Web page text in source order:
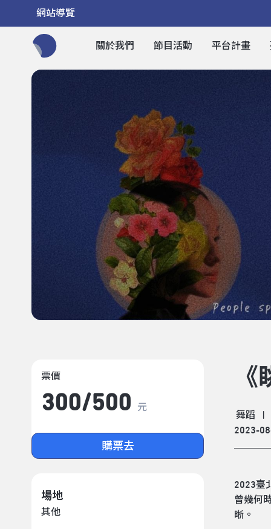
網站導覽
關於我們 節目活動 平台計畫
票價
300/​500 元
購票去
場地
其他
舞蹈
2023-
2023臺
曾幾何
晰。